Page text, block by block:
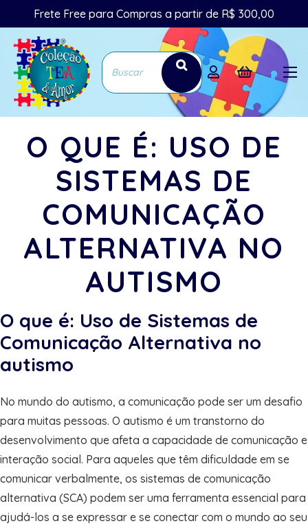
Frete Free para Compras a partir de R$ 300,00
O QUE É: USO DE
SISTEMAS DE
COMUNICAÇÃO
ALTERNATIVA NO
AUTISMO
O que é: Uso de Sistemas de
Comunicação Alternativa no
autismo
No mundo do autismo, a comunicação pode ser um desafio
para muitas pessoas. O autismo é um transtorno do
desenvolvimento que afeta a capacidade de comunicação e
interação social. Para aqueles que têm dificuldade em se
comunicar verbalmente, os sistemas de comunicação
alternativa (SCA) podem ser uma ferramenta essencial para
ajudá-los a se expressar e se conectar com o mundo ao seu